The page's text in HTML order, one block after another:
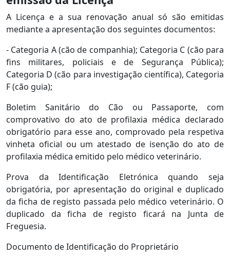
A Licença e a sua renovação anual só são emitidas
mediante a apresentação dos seguintes documentos:
- Categoria A (cão de companhia); Categoria C (cão para
fins militares, policiais e de Segurança Pública);
Categoria D (cão para investigação científica), Categoria
F (cão guia);
Boletim Sanitário do Cão ou Passaporte, com
comprovativo do ato de profilaxia médica declarado
obrigatório para esse ano, comprovado pela respetiva
vinheta oficial ou um atestado de isenção do ato de
profilaxia médica emitido pelo médico veterinário.
Prova da Identificação Eletrónica quando seja
obrigatória, por apresentação do original e duplicado
da ficha de registo passada pelo médico veterinário. O
duplicado da ficha de registo ficará na Junta de
Freguesia.
Documento de Identificação do Proprietário